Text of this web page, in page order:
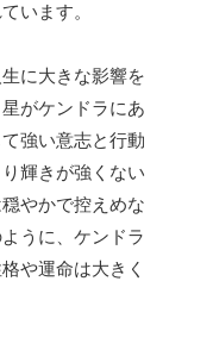
います。
に大きな影響を
がケンドラにあ
強い意志と行動
輝きが強くない
やかで控えめな
うに、ケンドラ
や運命は大きく